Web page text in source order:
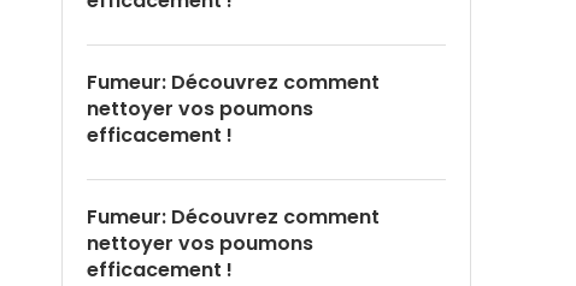
Fumeur: Découvrez comment
nettoyer vos poumons
efficacement !
Fumeur: Découvrez comment
nettoyer vos poumons
efficacement !